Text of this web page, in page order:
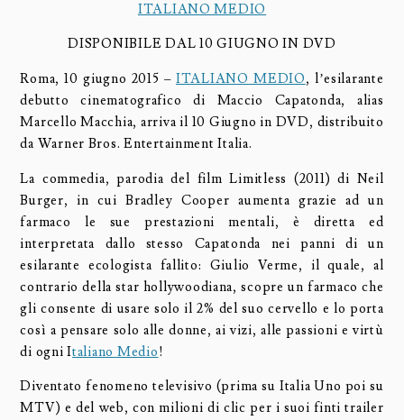
ITALIANO MEDIO
DISPONIBILE DAL 10 GIUGNO IN DVD
Roma, 10 giugno 2015 – ITALIANO MEDIO, l’esilarante
debutto cinematografico di Maccio Capatonda, alias
Marcello Macchia, arriva il 10 Giugno in DVD, distribuito
da Warner Bros. Entertainment Italia.
La commedia, parodia del film Limitless (2011) di Neil
Burger, in cui Bradley Cooper aumenta grazie ad un
farmaco le sue prestazioni mentali, è diretta ed
interpretata dallo stesso Capatonda nei panni di un
esilarante ecologista fallito: Giulio Verme, il quale, al
contrario della star hollywoodiana, scopre un farmaco che
gli consente di usare solo il 2% del suo cervello e lo porta
così a pensare solo alle donne, ai vizi, alle passioni e virtù
di ogni Italiano Medio!
Diventato fenomeno televisivo (prima su Italia Uno poi su
MTV) e del web, con milioni di clic per i suoi finti trailer